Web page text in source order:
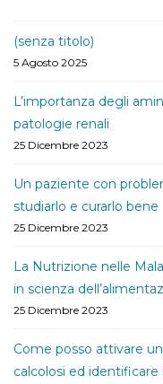
(senza titolo)
5 Agosto 2025
L’importanza degli
patologie renali
25 Dicembre 2023
Un paziente con
studiarlo e curarlo bene
25 Dicembre 2023
La Nutrizione nelle
in scienza
25 Dicembre 2023
Come posso attivare
calcolosi ed identificare